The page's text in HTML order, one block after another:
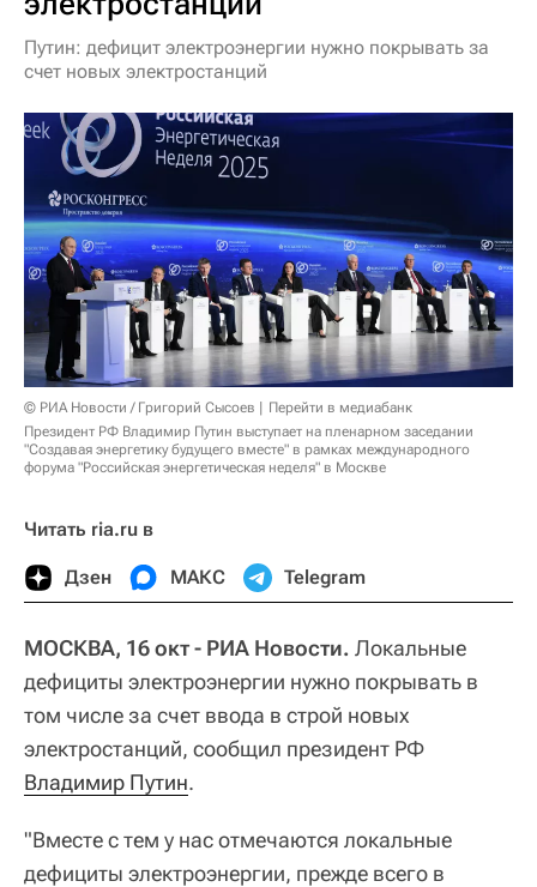
Путин: дефицит электроэнергии нужно покрывать за
счет новых электростанций
© РИА Новости / Григорий Сысоев
Перейти в медиабанк
Президент РФ Владимир Путин выступает на пленарном заседании
"Создавая энергетику будущего вместе" в рамках международного
форума "Российская энергетическая неделя" в Москве
Читать ria.ru в
Дзен МАКС Telegram
МОСКВА, 16 окт - РИА Новости. Локальные
дефициты электроэнергии нужно покрывать в
том числе за счет ввода в строй новых
электростанций, сообщил президент РФ
Владимир Путин.
"Вместе с тем у нас отмечаются локальные
дефициты электроэнергии, прежде всего в